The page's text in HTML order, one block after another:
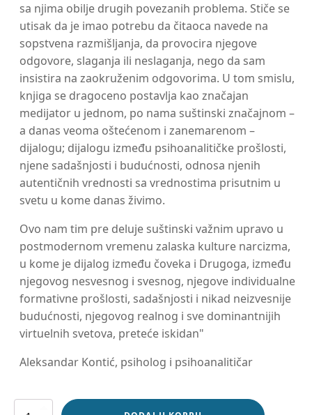
sa njima obilje drugih povezanih problema. Stiče se
utisak da je imao potrebu da čitaoca navede na
sopstvena razmišljanja, da provocira njegove
odgovore, slaganja ili neslaganja, nego da sam
insistira na zaokruženim odgovorima. U tom smislu,
knjiga se dragoceno postavlja kao značajan
medijator u jednom, po nama suštinski značajnom –
a danas veoma oštećenom i zanemarenom –
dijalogu; dijalogu između psihoanalitičke prošlosti,
njene sadašnjosti i budućnosti, odnosa njenih
autentičnih vrednosti sa vrednostima prisutnim u
svetu u kome danas živimo.
Ovo nam tim pre deluje suštinski važnim upravo u
postmodernom vremenu zalaska kulture narcizma,
u kome je dijalog između čoveka i Drugoga, između
njegovog nesvesnog i svesnog, njegove individualne
formativne prošlosti, sadašnjosti i nikad neizvesnije
budućnosti, njegovog realnog i sve dominantnijih
virtuelnih svetova, preteće iskidan"
Aleksandar Kontić, psiholog i psihoanalitičar